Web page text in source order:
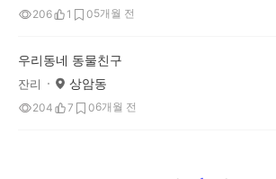
206 1 05개월 전
우리동네 동물친구
잔리 상암동
204 7 06개월 전